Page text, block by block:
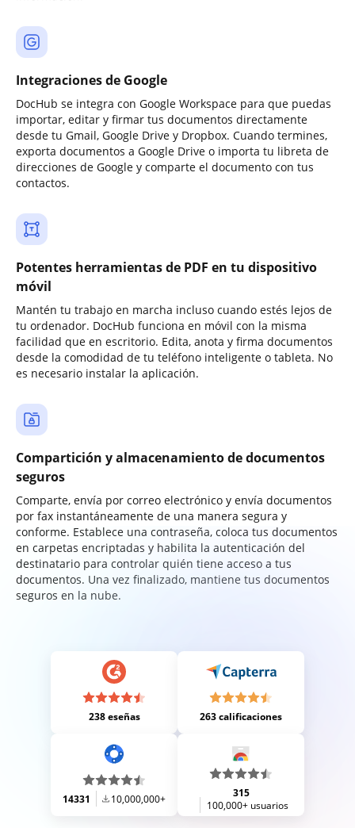
Integraciones de Google
DocHub se integra con Google Workspace para que puedas
importar, editar y firmar tus documentos directamente
desde tu Gmail, Google Drive y Dropbox. Cuando termines,
exporta documentos a Google Drive o importa tu libreta de
direcciones de Google y comparte el documento con tus
contactos.
Potentes herramientas de PDF en tu dispositivo
móvil
Mantén tu trabajo en marcha incluso cuando estés lejos de
tu ordenador. DocHub funciona en móvil con la misma
facilidad que en escritorio. Edita, anota y firma documentos
desde la comodidad de tu teléfono inteligente o tableta. No
es necesario instalar la aplicación.
Compartición y almacenamiento de documentos
seguros
Comparte, envía por correo electrónico y envía documentos
por fax instantáneamente de una manera segura y
conforme. Establece una contraseña, coloca tus documentos
en carpetas encriptadas y habilita la autenticación del
destinatario para controlar quién tiene acceso a tus
documentos. Una vez finalizado, mantiene tus documentos
seguros en la nube.
238 eseñas 263 calificaciones
14331 10,000,000+
315
100,000+ usuarios